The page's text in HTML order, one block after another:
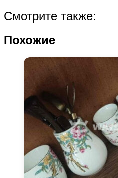
Смотрите также:
Похожие